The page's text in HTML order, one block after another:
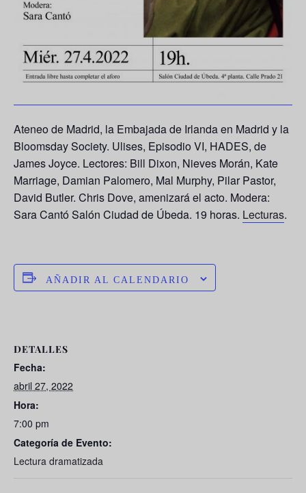
Ateneo de Madrid, la Embajada de Irlanda en Madrid y la
Bloomsday Society. Ulises, Episodio VI, HADES, de
James Joyce. Lectores: Bill Dixon, Nieves Morán, Kate
Marriage, Damian Palomero, Mal Murphy, Pilar Pastor,
David Butler. Chris Dove, amenizará el acto. Modera:
Sara Cantó Salón Ciudad de Úbeda. 19 horas. Lecturas.
AÑADIR AL CALENDARIO
DETALLES
Fecha:
abril 27, 2022
Hora:
7:00 pm
Categoría de Evento:
Lectura dramatizada